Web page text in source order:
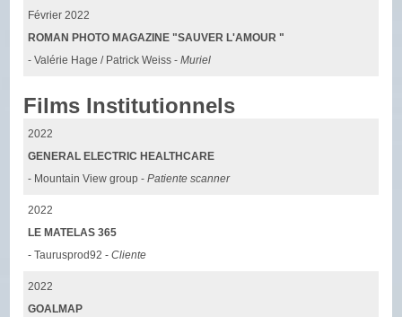
Février 2022
ROMAN PHOTO MAGAZINE "SAUVER L'AMOUR "
- Valérie Hage / Patrick Weiss -Muriel
Films Institutionnels
2022
GENERAL ELECTRIC HEALTHCARE
- Mountain View group -Patiente scanner
2022
LE MATELAS 365
- Taurusprod92 -Cliente
2022
GOALMAP